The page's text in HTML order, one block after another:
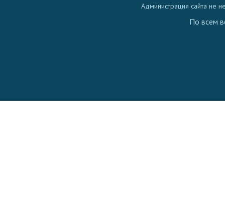
Администрация сайта не
По всем